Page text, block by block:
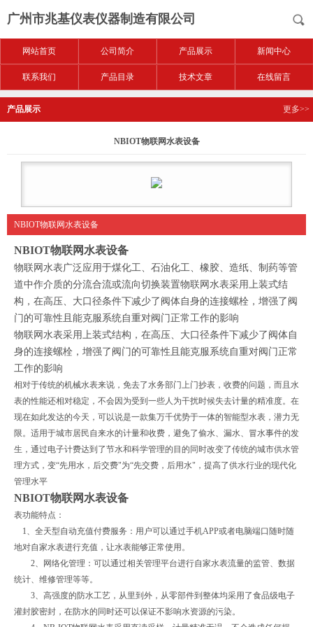
广州市兆基仪表仪器制造有限公司
网站首页 公司简介 产品展示 新闻中心
联系我们 产品目录 技术文章 在线留言
产品展示 更多>>
NBIOT物联网水表设备
NBIOT物联网水表设备
NBIOT物联网水表设备
物联网水表广泛应用于煤化工、石油化工、橡胶、造纸、制药等管
道中作介质的分流合流或流向切换装置物联网水表采用上装式结
构，在高压、大口径条件下减少了阀体自身的连接螺栓，增强了阀
门的可靠性且能克服系统自重对阀门正常工作的影响
物联网水表采用上装式结构，在高压、大口径条件下减少了阀体自
身的连接螺栓，增强了阀门的可靠性且能克服系统自重对阀门正常
工作的影响
相对于传统的机械水表来说，免去了水务部门上门抄表，收费的问题，而且水
表的性能还相对稳定，不会因为受到一些人为干扰时候失去计量的精准度。在
现在如此发达的今天，可以说是一款集万千优势于一体的智能型水表，潜力无
限。适用于城市居民自来水的计量和收费，避免了偷水、漏水、冒水事件的发
生，通过电子计费达到了节水和科学管理的目的同时改变了传统的城市供水管
理方式，变“先用水，后交费"为“先交费，后用水"，提高了供水行业的现代化
管理水平
NBIOT物联网水表设备
表功能特点：
1、全天型自动充值付费服务：用户可以通过手机APP或者电脑端口随时随
地对自家水表进行充值，让水表能够正常使用。
2、网络化管理：可以通过相关管理平台进行自家水表流量的监管、数据
统计、维修管理等等。
3、高强度的防水工艺，从里到外，从零部件到整体均采用了食品级电子
灌封胶密封，在防水的同时还可以保证不影响水资源的污染。